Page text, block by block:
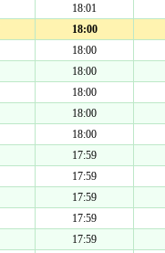
18:01
18:00
18:00
18:00
18:00
18:00
18:00
17:59
17:59
17:59
17:59
17:59